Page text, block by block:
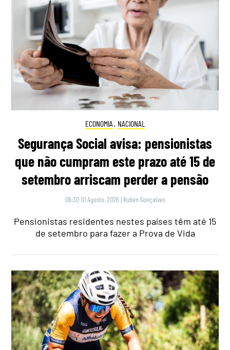
ECONOMIA , NACIONAL
Segurança Social avisa: pensionistas
que não cumpram este prazo até 15 de
setembro arriscam perder a pensão
06:30 10 Agosto, 2026 | Rubén Gonçalves
Pensionistas residentes nestes países têm até 15
de setembro para fazer a Prova de Vida